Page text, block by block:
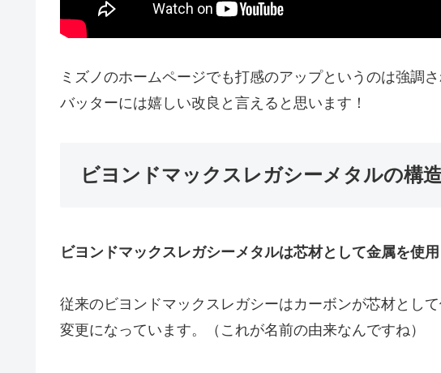
ミズノのホームページでも打感のアップというのは強調
バッターには嬉しい改良と言えると思います！
ビヨンドマックスレガシーメタルの構造
ビヨンドマックスレガシーメタルは芯材として金属を使用
従来のビヨンドマックスレガシーはカーボンが芯材とし
変更になっています。（これが名前の由来なんですね）